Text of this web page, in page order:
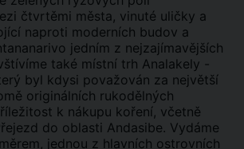
čtvrtěmi města, vinuté uličky a
naproti moderních budov a
jedním z nejzajímavějších
také místní trh Analakely -
byl kdysi považován za největší
originálních rukodělných
k nákupu koření, včetně
do oblasti Andasibe. Vydáme
jednou z hlavních ostrovních